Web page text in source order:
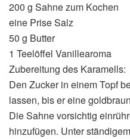
200 g Sahne zum Kochen
eine Prise Salz
50 g Butter
1 Teelöffel Vanillearoma
Zubereitung des Karamells:
Den Zucker in einem Topf
lassen, bis er eine
Die Sahne vorsichtig
hinzufügen. Unter